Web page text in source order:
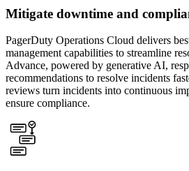
Mitigate downtime and
PagerDuty Operations Cloud delivers
management capabilities to streamline
Advance, powered by generative AI,
recommendations to resolve incidents
reviews turn incidents into continuous
ensure compliance.